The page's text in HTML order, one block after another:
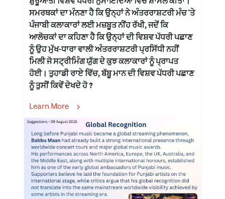
ਸਮਰਥਕਾਂ ਦਾ ਮੰਨਣਾ ਹੈ ਕਿ ਉਨ੍ਹਾਂ ਨੇ ਅੰਤਰਰਾਸ਼ਟਰੀ ਮੰਚ 'ਤੇ
ਪੰਜਾਬੀ ਕਲਾਕਾਰਾਂ ਲਈ ਮਜ਼ਬੂਤ ਨੀਂਹ ਰੱਖੀ, ਜਦੋਂ ਕਿ
ਆਲੋਚਕਾਂ ਦਾ ਕਹਿਣਾ ਹੈ ਕਿ ਉਨ੍ਹਾਂ ਦੀ ਵਿਸ਼ਵ ਪੱਧਰੀ ਪਛਾਣ
ਨੂੰ ਉਹ ਮੁੱਖ-ਧਾਰਾ ਵਾਲੀ ਅੰਤਰਰਾਸ਼ਟਰੀ ਪ੍ਰਸਿੱਧੀ ਨਹੀਂ
ਮਿਲੀ ਜੋ ਸਟ੍ਰੀਮਿੰਗ ਯੁੱਗ ਦੇ ਕੁਝ ਕਲਾਕਾਰਾਂ ਨੂੰ ਪ੍ਰਾਪਤ
ਹੋਈ। ਤੁਹਾਡੀ ਰਾਏ ਵਿੱਚ, ਬੱਬੂ ਮਾਨ ਦੀ ਵਿਸ਼ਵ ਪੱਧਰੀ ਪਛਾਣ
ਨੂੰ ਤੁਸੀਂ ਕਿਵੇਂ ਦੇਖਦੇ ਹੋ ?
Learn More